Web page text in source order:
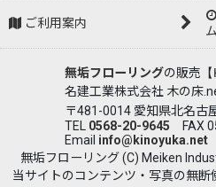
ご利用案内
ム
無垢フローリングの販売
名建工業株式会社 木の床
〒481-0014 愛知県北名古
TEL 0568-20-9645 FAX
Email info@kinoyuka.net
無垢フローリング (C) Meiken
当サイトのコンテンツ・写真の無